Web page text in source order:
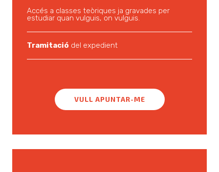
Accés a classes teòriques ja gravades per
estudiar quan vulguis, on vulguis.
Tramitació del expedient
VULL APUNTAR-ME